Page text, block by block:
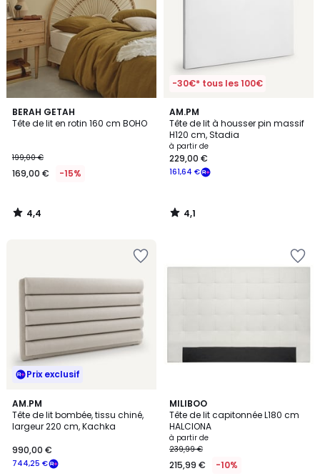
BERAH GETAH
Tête de lit en rotin 160 cm BOHO
199,00 €
169,00 € -15%
4,4
/ 5
4,4
/
-30€* tous les 100€
AM.PM
Tête de lit à housser pin massif
H120 cm, Stadia
à partir de
161,64 €
229,00 €
4,1
/ 5
4,1
/
Prix exclusif
AM.PM
Tête de lit bombée, tissu chiné,
largeur 220 cm, Kachka
744,25 €
990,00 €
5
/
5
MILIBOO
Tête de lit capitonnée L180 cm
HALCIONA
à partir de
239,99 €
215,99 € -10%
5
/
5
2
Couleurs